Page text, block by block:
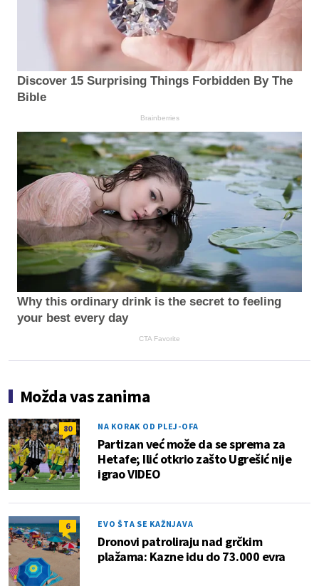
Discover 15 Surprising Things Forbidden By The
Bible
Brainberries
Why this ordinary drink is the secret to feeling
your best every day
CTA Favorite
Možda vas zanima
80 NA KORAK OD PLEJ-OFA
Partizan već može da se sprema za
Hetafe; Ilić otkrio zašto Ugrešić nije
igrao VIDEO
6 EVO ŠTA SE KAŽNJAVA
Dronovi patroliraju nad grčkim
plažama: Kazne idu do 73.000 evra